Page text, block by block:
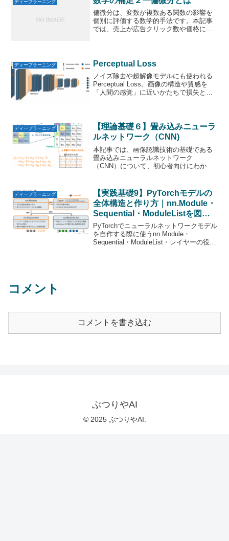
ディープラーニング
偏微分は、変数が複数ある関数の影響を
個別に評価する数学的手法です。本記事
では、売上が広告クリック数や価格にど
に説明します。
ディープラーニング Perceptual Loss
ノイズ除去や超解像モデルにも使われる
Perceptual Loss。画像の構造や質感を
「人間の感覚」に近いかたちで損失とし
などの実用例やTipsも紹介。
ディープラーニング
【理論基礎６】畳み込みニューラ
ルネットワーク（CNN)
本記事では、画像認識技術の基礎である
畳み込みニューラルネットワーク
（CNN）について、初心者向けにわかり
由を詳しく説明し、CNNの基本構造や特
徴、そして画像の位置ズレやスケール変
化に対する安定性の向上について具体例
を交えて紹介します。これからAIやディ
ープラーニングを学ぶ方にとって、必見
の内容です。
ディープラーニング
【実践基礎9】PyTorchモデルの
全体構造と作り方｜nn.Module・
Sequential・ModuleListを図解
で理解
PyTorchでニューラルネットワークモデル
を自作する際に使うnn.Module・
Sequential・ModuleList・レイヤーの役割
コメント
コメントを書き込む
ぶつりやAI
© 2025 ぶつりやAI.